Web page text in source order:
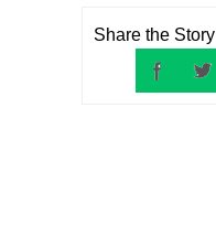
Share the Story